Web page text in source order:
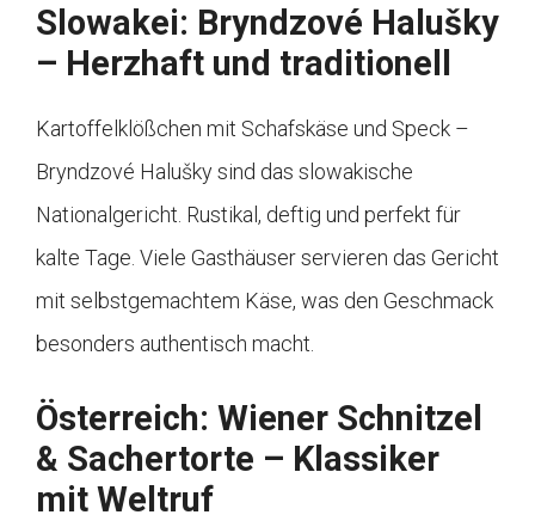
Slowakei: Bryndzové Halušky
– Herzhaft und traditionell
Kartoffelklößchen mit Schafskäse und Speck –
Bryndzové Halušky sind das slowakische
Nationalgericht. Rustikal, deftig und perfekt für
kalte Tage. Viele Gasthäuser servieren das Gericht
mit selbstgemachtem Käse, was den Geschmack
besonders authentisch macht.
Österreich: Wiener Schnitzel
& Sachertorte – Klassiker
mit Weltruf